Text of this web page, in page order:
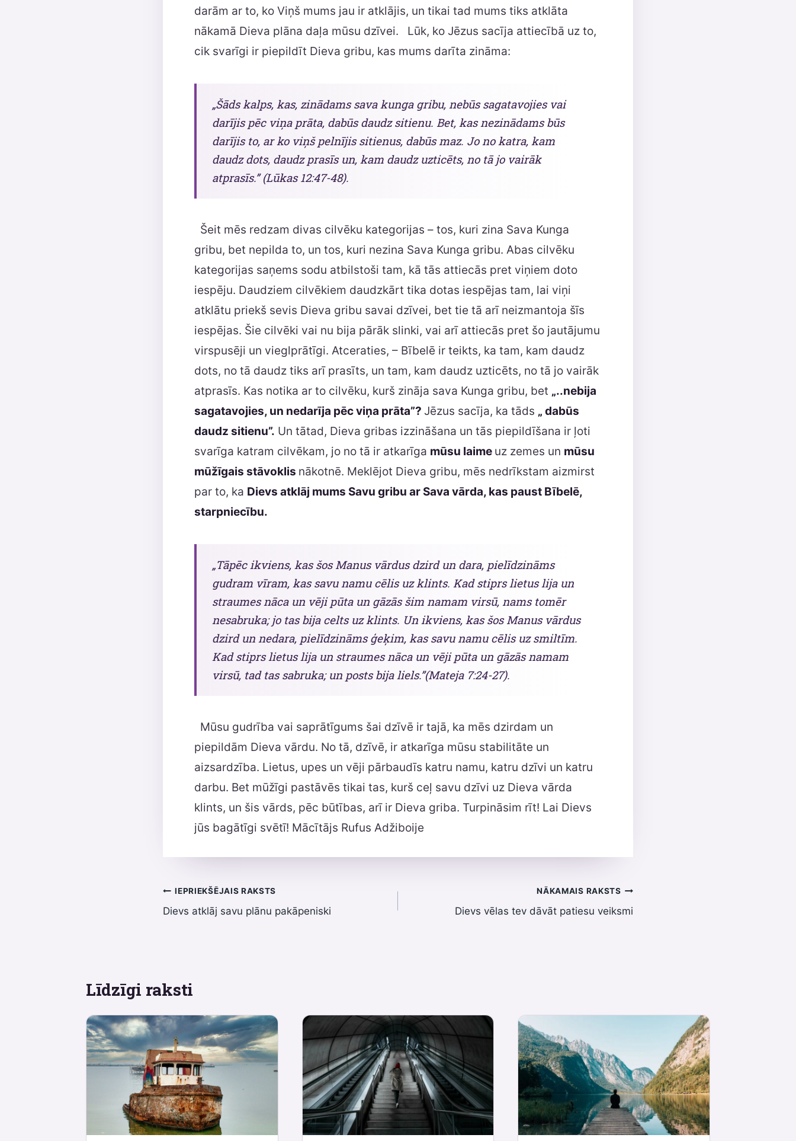
darām ar to, ko Viņš mums jau ir atklājis, un tikai tad mums tiks atklāta
nākamā Dieva plāna daļa mūsu dzīvei. Lūk, ko Jēzus sacīja attiecībā uz to,
cik svarīgi ir piepildīt Dieva gribu, kas mums darīta zināma:
„Šāds kalps, kas, zinādams sava kunga gribu, nebūs sagatavojies vai
darījis pēc viņa prāta, dabūs daudz sitienu. Bet, kas nezinādams būs
darījis to, ar ko viņš pelnījis sitienus, dabūs maz. Jo no katra, kam
daudz dots, daudz prasīs un, kam daudz uzticēts, no tā jo vairāk
atprasīs.” (Lūkas 12:47-48).
Šeit mēs redzam divas cilvēku kategorijas – tos, kuri zina Sava Kunga
gribu, bet nepilda to, un tos, kuri nezina Sava Kunga gribu. Abas cilvēku
kategorijas saņems sodu atbilstoši tam, kā tās attiecās pret viņiem doto
iespēju. Daudziem cilvēkiem daudzkārt tika dotas iespējas tam, lai viņi
atklātu priekš sevis Dieva gribu savai dzīvei, bet tie tā arī neizmantoja šīs
iespējas. Šie cilvēki vai nu bija pārāk slinki, vai arī attiecās pret šo jautājumu
virspusēji un vieglprātīgi. Atceraties, – Bībelē ir teikts, ka tam, kam daudz
dots, no tā daudz tiks arī prasīts, un tam, kam daudz uzticēts, no tā jo vairāk
atprasīs. Kas notika ar to cilvēku, kurš zināja sava Kunga gribu, bet „..nebija
sagatavojies, un nedarīja pēc viņa prāta”? Jēzus sacīja, ka tāds „ dabūs
daudz sitienu”. Un tātad, Dieva gribas izzināšana un tās piepildīšana ir ļoti
svarīga katram cilvēkam, jo no tā ir atkarīga mūsu laime uz zemes un mūsu
mūžīgais stāvoklis nākotnē. Meklējot Dieva gribu, mēs nedrīkstam aizmirst
par to, ka Dievs atklāj mums Savu gribu ar Sava vārda, kas paust Bībelē,
starpniecību.
„Tāpēc ikviens, kas šos Manus vārdus dzird un dara, pielīdzināms
gudram vīram, kas savu namu cēlis uz klints. Kad stiprs lietus lija un
straumes nāca un vēji pūta un gāzās šim namam virsū, nams tomēr
nesabruka; jo tas bija celts uz klints. Un ikviens, kas šos Manus vārdus
dzird un nedara, pielīdzināms ģeķim, kas savu namu cēlis uz smiltīm.
Kad stiprs lietus lija un straumes nāca un vēji pūta un gāzās namam
virsū, tad tas sabruka; un posts bija liels.”(Mateja 7:24-27).
Mūsu gudrība vai saprātīgums šai dzīvē ir tajā, ka mēs dzirdam un
piepildām Dieva vārdu. No tā, dzīvē, ir atkarīga mūsu stabilitāte un
aizsardzība. Lietus, upes un vēji pārbaudīs katru namu, katru dzīvi un katru
darbu. Bet mūžīgi pastāvēs tikai tas, kurš ceļ savu dzīvi uz Dieva vārda
klints, un šis vārds, pēc būtības, arī ir Dieva griba. Turpināsim rīt! Lai Dievs
jūs bagātīgi svētī! Mācītājs Rufus Adžiboije
Ziņu
izvēlne
IEPRIEKŠĒJAIS RAKSTS
Dievs atklāj savu plānu pakāpeniski
NĀKAMAIS RAKSTS
Dievs vēlas tev dāvāt patiesu veiksmi
Līdzīgi raksti